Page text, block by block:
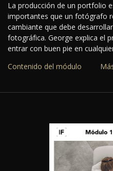
La producción de un portfolio
importantes que un fotógrafo
cambiante que debe
fotográfica. George explica el
entrar con buen pie en
Contenido del módulo